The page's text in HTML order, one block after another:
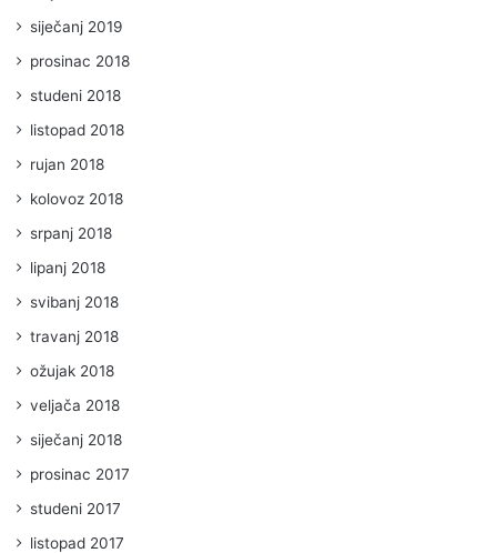
siječanj 2019
prosinac 2018
studeni 2018
listopad 2018
rujan 2018
kolovoz 2018
srpanj 2018
lipanj 2018
svibanj 2018
travanj 2018
ožujak 2018
veljača 2018
siječanj 2018
prosinac 2017
studeni 2017
listopad 2017